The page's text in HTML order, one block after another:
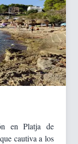
en Platja de
cautiva a los